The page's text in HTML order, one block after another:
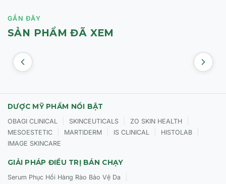
Mụn ẩn, mụn đầu đen, mụn cám dai dẳng.
Da sần sùi, bề mặt kém mịn màng (thay đổi
sáng so với Tretinoin, nhưng vẫn cần sự
cảm hoặc đang có vết thương hở.
3. Lưu ý "Vàng": Cách kết hợp và Nồng độ khuyến
nghị
GẦN ĐÂY
SẢN PHẨM ĐÃ XEM
DƯỢC MỸ PHẨM NỔI BẬT
OBAGI CLINICAL SKINCEUTICALS ZO SKIN HEALTH
MESOESTETIC MARTIDERM IS CLINICAL HISTOLAB
IMAGE SKINCARE
GIẢI PHÁP ĐIỀU TRỊ BÁN CHẠY
Serum Phục Hồi Hàng Rào Bảo Vệ Da